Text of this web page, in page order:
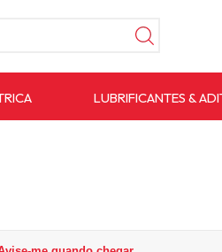
LUBRIFICANTES &